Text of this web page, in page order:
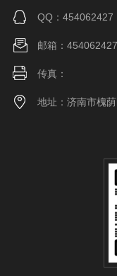
QQ：454062427
邮箱：
传真：
地址：济南市槐